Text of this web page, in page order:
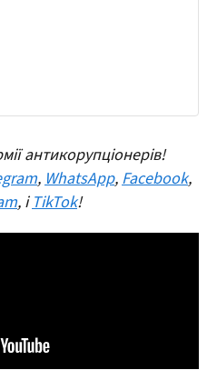
антикорупціонерів!
,WhatsApp,Facebook,
, іTikTok!